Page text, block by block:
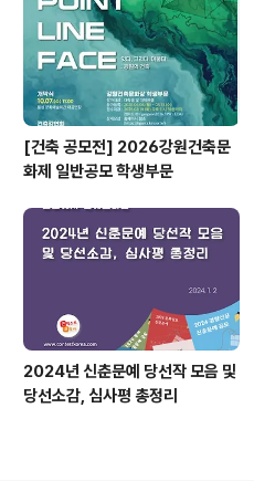
[건축 공모전] 2026강원건축문
화제 일반공모 학생부문
2024년 신춘문예 당선작 모음 및
당선소감, 심사평 총정리